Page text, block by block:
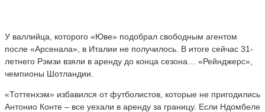
У валлийца, которого «Юве» подобрал свободным агентом
после «Арсенала», в Италии не получилось. В итоге сейчас 31-
летнего Рэмзи взяли в аренду до конца сезона… «Рейнджерс»,
чемпионы Шотландии.
«Тоттенхэм» избавился от футболистов, которые не пригодились
Антонио Конте – все уехали в аренду за границу. Если Ндомбеле